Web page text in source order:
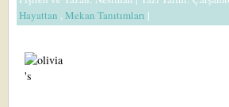
Hayattan ,Mekan Tanıtımları |